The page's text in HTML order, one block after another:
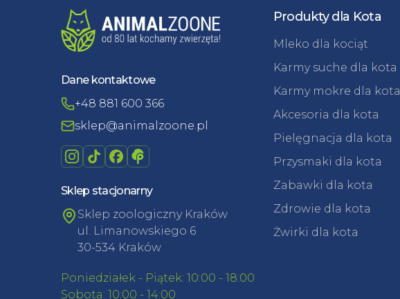
Dane kontaktowe
+48 881 600 366
sklep@animalzoone.pl
Sklep stacjonarny
Sklep zoologiczny Kraków
ul. Limanowskiego 6
30-534 Kraków
Poniedziałek - Piątek: 10:00 - 18:00
Sobota: 10:00 - 14:00
Produkty dla Kota
Mleko dla kociąt
Karmy suche dla kota
Karmy mokre dla kota
Akcesoria dla kota
Pielęgnacja dla kota
Przysmaki dla kota
Zabawki dla kota
Zdrowie dla kota
Żwirki dla kota